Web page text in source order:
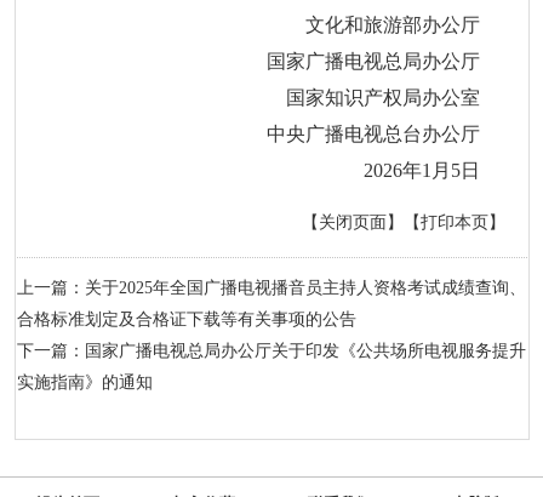
文化和旅游部办公厅
国家广播电视总局办公厅
国家知识产权局办公室
中央广播电视总台办公厅
2026年1月5日
【打印本页】
【关闭页面】
上一篇：关于2025年全国广播电视播音员主持人资格考试成绩查询、
合格标准划定及合格证下载等有关事项的公告
下一篇：国家广播电视总局办公厅关于印发《公共场所电视服务提升
实施指南》的通知